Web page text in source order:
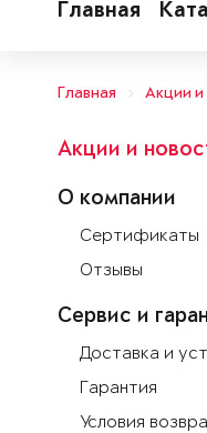
Главная
Главная Акции и
Акции и
О компании
Сертификаты
Отзывы
Сервис и
Доставка и
Гарантия
Условия